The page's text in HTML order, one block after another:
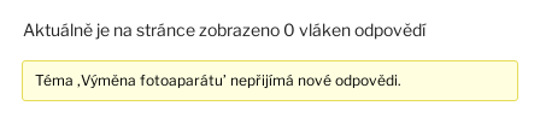
Aktuálně je na stránce zobrazeno 0 vláken odpovědí
Téma ‚Výměna fotoaparátu’ nepřijímá nové odpovědi.